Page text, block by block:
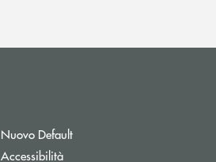
Nuovo DefaultApre una nuova finestra
Accessibilità